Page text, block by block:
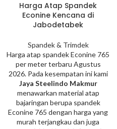
Harga Atap Spandek
Econine Kencana di
Jabodetabek
Spandek & Trimdek
Harga atap spandek Econine 765
per meter terbaru Agustus
2026. Pada kesempatan ini kami
Jaya Steelindo Makmur
menawarkan material atap
bajaringan berupa spandek
Econine 765 dengan harga yang
murah terjangkau dan juga